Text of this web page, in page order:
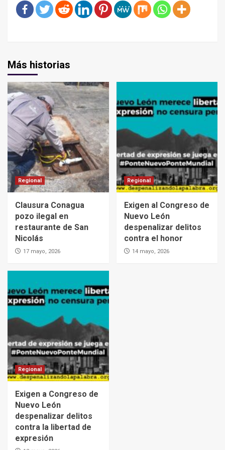
Más historias
Regional
Clausura Conagua
pozo ilegal en
restaurante de San
Nicolás
17 mayo, 2026
Regional
Exigen al Congreso de
Nuevo León
despenalizar delitos
contra el honor
14 mayo, 2026
Regional
Exigen a Congreso de
Nuevo León
despenalizar delitos
contra la libertad de
expresión